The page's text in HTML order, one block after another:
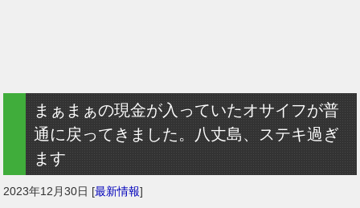
まぁまぁの現金が入っていたオサイフが普
通に戻ってきました。八丈島、ステキ過ぎ
ます
2023年12月30日 [最新情報]